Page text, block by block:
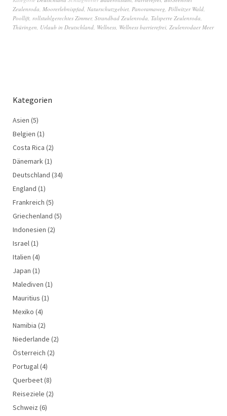
Zeulenroda, Moorerlebnispfad, Naturschutzgebiet, Panoramaweg, Pöllwitzer Wald,
Poollift, rollstuhlgerechtes Zimmer, Strandbad Zeulenroda, Talsperre Zeulenroda,
Thüringen, Urlaub in Deutschland, Wellness, Wellness barrierefrei, Zeulenrodaer Meer
Kategorien
Asien (5)
Belgien (1)
Costa Rica (2)
Dänemark(1)
Deutschland (34)
England (1)
Frankreich (5)
Griechenland (5)
Indonesien (2)
Israel(1)
Italien (4)
Japan (1)
Malediven (1)
Mauritius (1)
Mexiko (4)
Namibia (2)
Niederlande (2)
Österreich (2)
Portugal(4)
Querbeet(8)
Reiseziele (2)
Schweiz (6)